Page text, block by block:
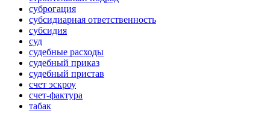
суброгация
субсидиарная ответственность
субсидия
суд
судебные расходы
судебный приказ
судебный пристав
счет эскроу
счет-фактура
табак